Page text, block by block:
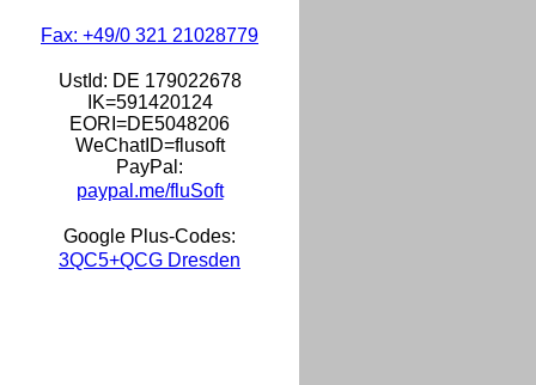
Fax: +49/0 321 21028779
UstId: DE 179022678
IK=591420124
EORI=DE5048206
WeChatID=flusoft
PayPal:
paypal.me/fluSoft
Google Plus-Codes:
3QC5+QCG Dresden